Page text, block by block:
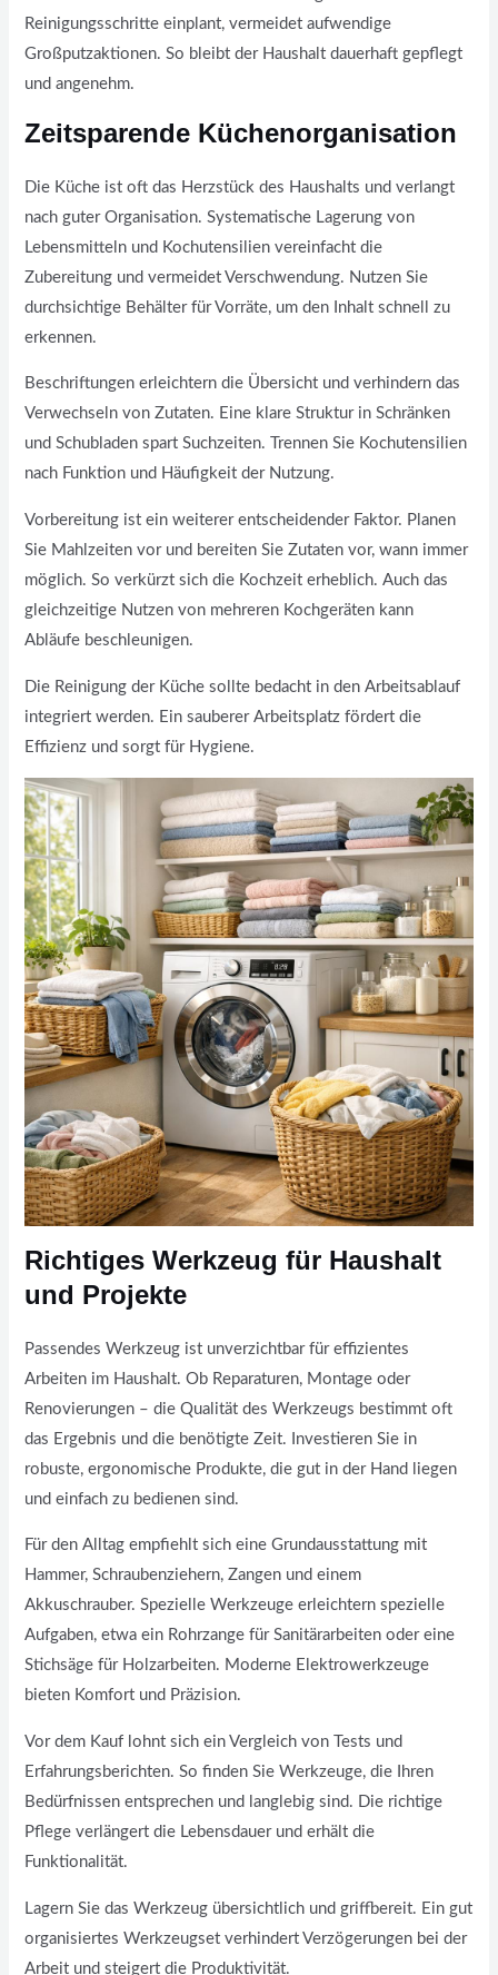
Reinigungsschritte einplant, vermeidet aufwendige
Großputzaktionen. So bleibt der Haushalt dauerhaft gepflegt
und angenehm.
Zeitsparende Küchenorganisation
Die Küche ist oft das Herzstück des Haushalts und verlangt
nach guter Organisation. Systematische Lagerung von
Lebensmitteln und Kochutensilien vereinfacht die
Zubereitung und vermeidet Verschwendung. Nutzen Sie
durchsichtige Behälter für Vorräte, um den Inhalt schnell zu
erkennen.
Beschriftungen erleichtern die Übersicht und verhindern das
Verwechseln von Zutaten. Eine klare Struktur in Schränken
und Schubladen spart Suchzeiten. Trennen Sie Kochutensilien
nach Funktion und Häufigkeit der Nutzung.
Vorbereitung ist ein weiterer entscheidender Faktor. Planen
Sie Mahlzeiten vor und bereiten Sie Zutaten vor, wann immer
möglich. So verkürzt sich die Kochzeit erheblich. Auch das
gleichzeitige Nutzen von mehreren Kochgeräten kann
Abläufe beschleunigen.
Die Reinigung der Küche sollte bedacht in den Arbeitsablauf
integriert werden. Ein sauberer Arbeitsplatz fördert die
Effizienz und sorgt für Hygiene.
Richtiges Werkzeug für Haushalt
und Projekte
Passendes Werkzeug ist unverzichtbar für effizientes
Arbeiten im Haushalt. Ob Reparaturen, Montage oder
Renovierungen – die Qualität des Werkzeugs bestimmt oft
das Ergebnis und die benötigte Zeit. Investieren Sie in
robuste, ergonomische Produkte, die gut in der Hand liegen
und einfach zu bedienen sind.
Für den Alltag empfiehlt sich eine Grundausstattung mit
Hammer, Schraubenziehern, Zangen und einem
Akkuschrauber. Spezielle Werkzeuge erleichtern spezielle
Aufgaben, etwa ein Rohrzange für Sanitärarbeiten oder eine
Stichsäge für Holzarbeiten. Moderne Elektrowerkzeuge
bieten Komfort und Präzision.
Vor dem Kauf lohnt sich ein Vergleich von Tests und
Erfahrungsberichten. So finden Sie Werkzeuge, die Ihren
Bedürfnissen entsprechen und langlebig sind. Die richtige
Pflege verlängert die Lebensdauer und erhält die
Funktionalität.
Lagern Sie das Werkzeug übersichtlich und griffbereit. Ein gut
organisiertes Werkzeugset verhindert Verzögerungen bei der
Arbeit und steigert die Produktivität.